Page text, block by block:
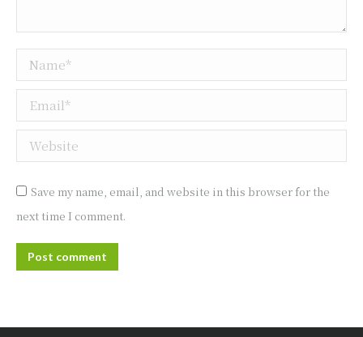
Name *
Email *
Website
Save my name, email, and website in this browser for the
next time I comment.
Post comment